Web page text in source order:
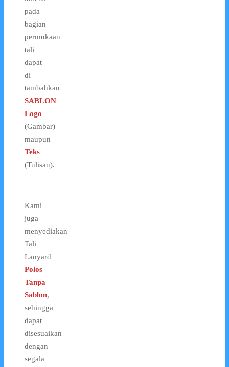
pada
bagian
permukaan
tali
dapat
di
tambahkan
SABLON
Logo
(Gambar)
maupun
Teks
(Tulisan).
Kami
juga
menyediakan
Tali
Lanyard
Polos
Tanpa
Sablon,
sehingga
dapat
disesuaikan
dengan
segala